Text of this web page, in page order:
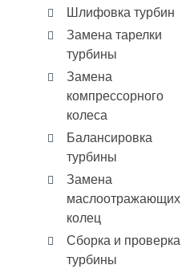
Шлифовка турбин
Замена тарелки
турбины
Замена
компрессорного
колеса
Балансировка
турбины
Замена
маслоотражающих
колец
Сборка и проверка
турбины